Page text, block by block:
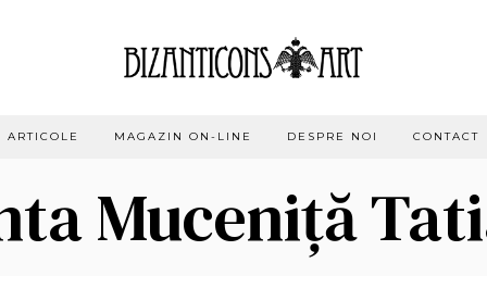
ARTICOLE MAGAZIN ON-LINE DESPRE NOI CONTACT
Muceniță